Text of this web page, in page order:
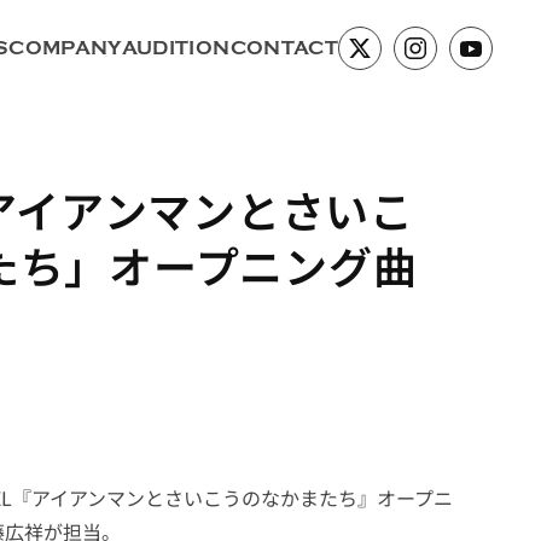
COMPANYAUDITIONCONTACT
アンマンとさいこ
」オープニング曲
『アイアンマンとさいこうのなかまたち』オープニ
祥が担当。